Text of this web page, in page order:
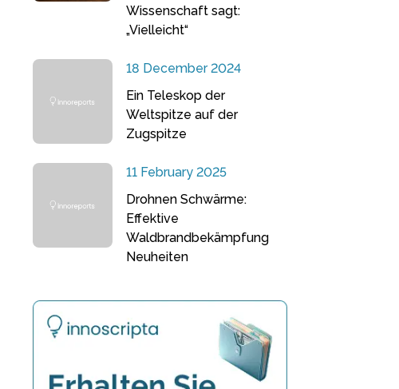
Wissenschaft sagt:
„Vielleicht“
18 December 2024
Ein Teleskop der
Weltspitze auf der
Zugspitze
11 February 2025
Drohnen Schwärme:
Effektive
Waldbrandbekämpfung
Neuheiten